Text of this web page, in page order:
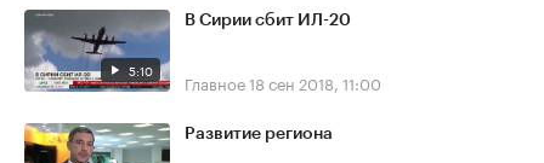
5:10
В Сирии сбит ИЛ-20
Главное18 сен 2018, 11:00
Развитие региона